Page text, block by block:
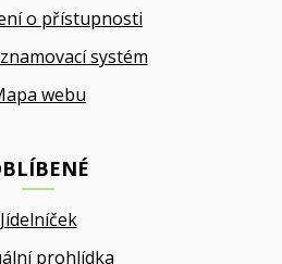
o přístupnosti
systém
webu
Jídelníček
prohlídka